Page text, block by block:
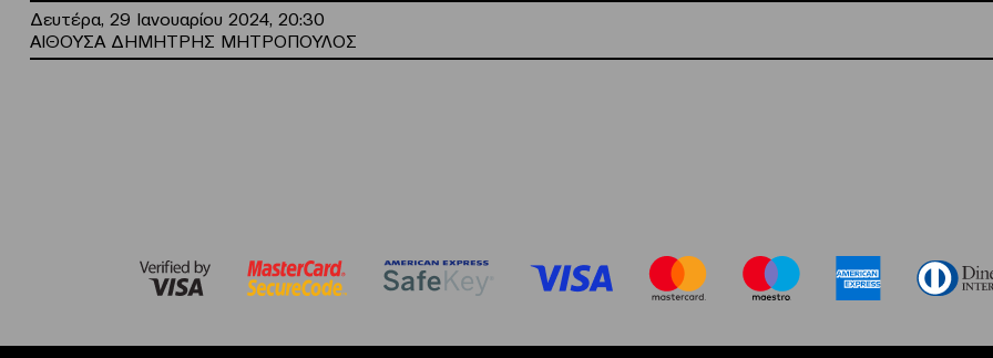
Δευτέρα, 29 Ιανουαρίου 2024, 20:30
ΑΙΘΟΥΣΑ ΔΗΜΗΤΡΗΣ ΜΗΤΡΟΠΟΥΛΟΣ